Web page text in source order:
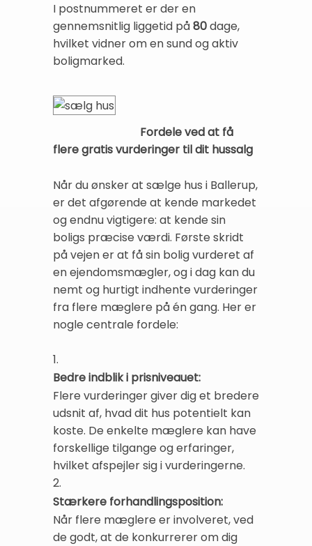
I postnummeret er der en
gennemsnitlig liggetid på80dage,
hvilket vidner om en sund og aktiv
boligmarked.
Fordele ved at få
flere gratis vurderinger til dit hussalg
Når du ønsker at sælge hus i Ballerup,
er det afgørende at kende markedet
og endnu vigtigere: at kende sin
boligs præcise værdi. Første skridt
på vejen er at få sin bolig vurderet af
en ejendomsmægler, og i dag kan du
nemt og hurtigt indhente vurderinger
fra flere mæglere på én gang. Her er
nogle centrale fordele:
1.
Bedre indblik i prisniveauet:
Flere vurderinger giver dig et bredere
udsnit af, hvad dit hus potentielt kan
koste. De enkelte mæglere kan have
forskellige tilgange og erfaringer,
hvilket afspejler sig i vurderingerne.
2.
Stærkere forhandlingsposition:
Når flere mæglere er involveret, ved
de godt, at de konkurrerer om dig